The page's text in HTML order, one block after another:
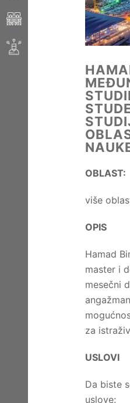
OBLAST:
više
OPIS
Hamad
master i
mesečni
za
USLOVI
Da biste
uslove: